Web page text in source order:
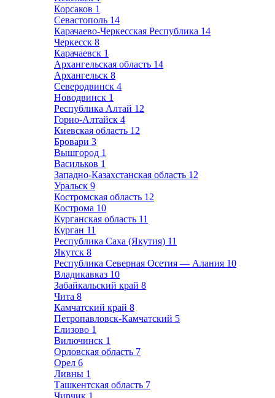
Корсаков 1
Севастополь 14
Карачаево-Черкесская Республика 14
Черкесск 8
Карачаевск 1
Архангельская область 14
Архангельск 8
Северодвинск 4
Новодвинск 1
Республика Алтай 12
Горно-Алтайск 4
Киевская область 12
Бровари 3
Вышгород 1
Васильков 1
Западно-Казахстанская область 12
Уральск 9
Костромская область 12
Кострома 10
Курганская область 11
Курган 11
Республика Саха (Якутия) 11
Якутск 8
Республика Северная Осетия — Алания 10
Владикавказ 10
Забайкальский край 8
Чита 8
Камчатский край 8
Петропавловск-Камчатский 5
Елизово 1
Вилючинск 1
Орловская область 7
Орел 6
Ливны 1
Ташкентская область 7
Чирчик 1